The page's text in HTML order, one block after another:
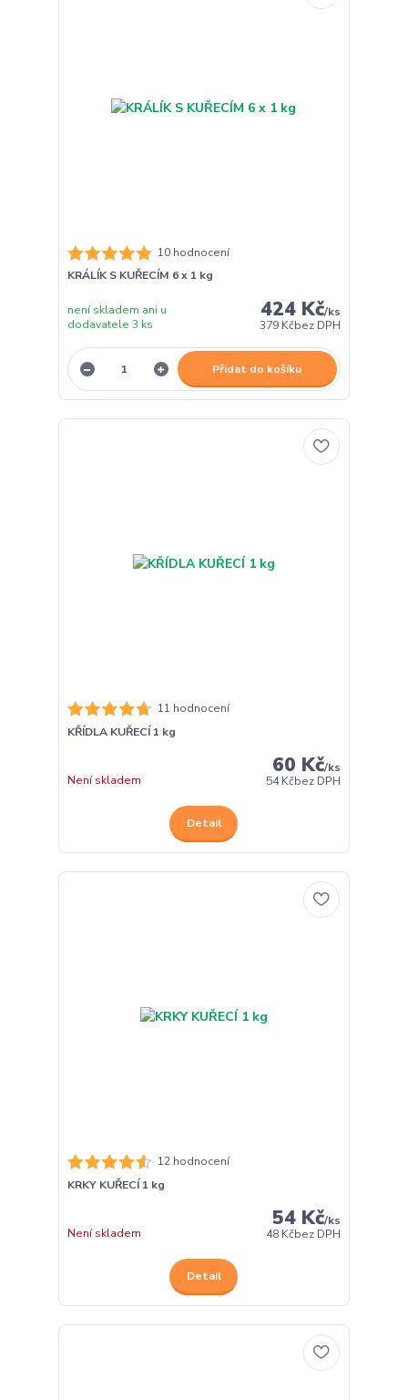
10 hodnocení
KRÁLÍK S KUŘECÍM 6 x 1 kg
424 Kč/ks
379 Kčbez DPH
není skladem ani u
dodavatele 3 ks
Přidat do košíku
11 hodnocení
KŘÍDLA KUŘECÍ 1 kg
60 Kč/ks
54 Kčbez DPH
Není skladem
Detail
12 hodnocení
KRKY KUŘECÍ 1 kg
54 Kč/ks
48 Kčbez DPH
Není skladem
Detail